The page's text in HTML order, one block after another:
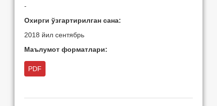
-
Охирги ўзгартирилган сана:
2018 йил сентябрь
Маълумот форматлари:
PDF